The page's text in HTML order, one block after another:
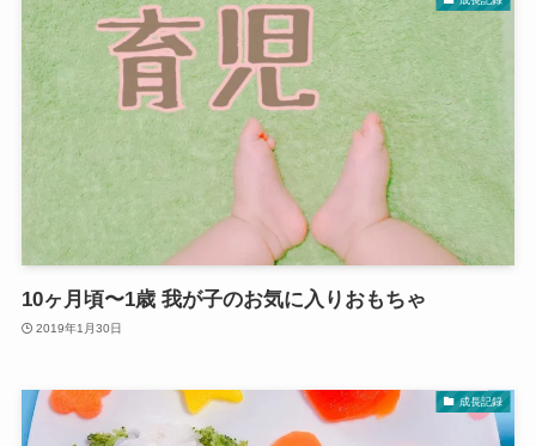
10ヶ月頃〜1歳 我が子のお気に入りおもちゃ
2019年1月30日
成長記録